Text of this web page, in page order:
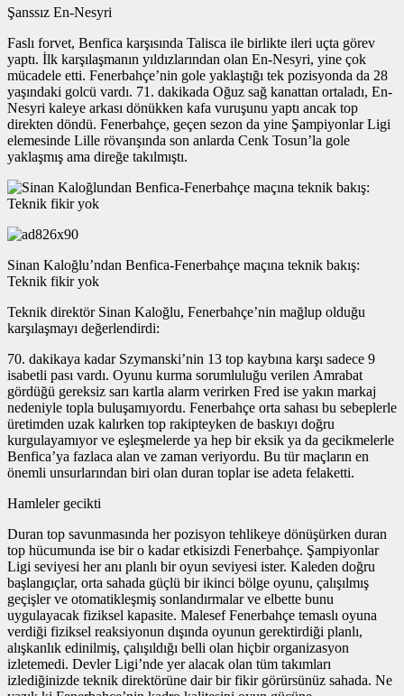
Şanssız En-Nesyri
Faslı forvet, Benfica karşısında Talisca ile birlikte ileri uçta görev
yaptı. İlk karşılaşmanın yıldızlarından olan En-Nesyri, yine çok
mücadele etti. Fenerbahçe’nin gole yaklaştığı tek pozisyonda da 28
yaşındaki golcü vardı. 71. dakikada Oğuz sağ kanattan ortaladı, En-
Nesyri kaleye arkası dönükken kafa vuruşunu yaptı ancak top
direkten döndü. Fenerbahçe, geçen sezon da yine Şampiyonlar Ligi
elemesinde Lille rövanşında son anlarda Cenk Tosun’la gole
yaklaşmış ama direğe takılmıştı.
Sinan Kaloğlu’ndan Benfica-Fenerbahçe maçına teknik bakış:
Teknik fikir yok
Teknik direktör Sinan Kaloğlu, Fenerbahçe’nin mağlup olduğu
karşılaşmayı değerlendirdi:
70. dakikaya kadar Szymanski’nin 13 top kaybına karşı sadece 9
isabetli pası vardı. Oyunu kurma sorumluluğu verilen Amrabat
gördüğü gereksiz sarı kartla alarm verirken Fred ise yakın markaj
nedeniyle topla buluşamıyordu. Fenerbahçe orta sahası bu sebeplerle
üretimden uzak kalırken top rakipteyken de baskıyı doğru
kurgulayamıyor ve eşleşmelerde ya hep bir eksik ya da gecikmelerle
Benfica’ya fazlaca alan ve zaman veriyordu. Bu tür maçların en
önemli unsurlarından biri olan duran toplar ise adeta felaketti.
Hamleler gecikti
Duran top savunmasında her pozisyon tehlikeye dönüşürken duran
top hücumunda ise bir o kadar etkisizdi Fenerbahçe. Şampiyonlar
Ligi seviyesi her anı planlı bir oyun seviyesi ister. Kaleden doğru
başlangıçlar, orta sahada güçlü bir ikinci bölge oyunu, çalışılmış
geçişler ve otomatikleşmiş sonlandırmalar ve elbette bunu
uygulayacak fiziksel kapasite. Malesef Fenerbahçe temaslı oyuna
verdiği fiziksel reaksiyonun dışında oyunun gerektirdiği planlı,
alışkanlık edinilmiş, çalışıldığı belli olan hiçbir organizasyon
izletemedi. Devler Ligi’nde yer alacak olan tüm takımları
izlediğinizde teknik direktörüne dair bir fikir görürsünüz sahada. Ne